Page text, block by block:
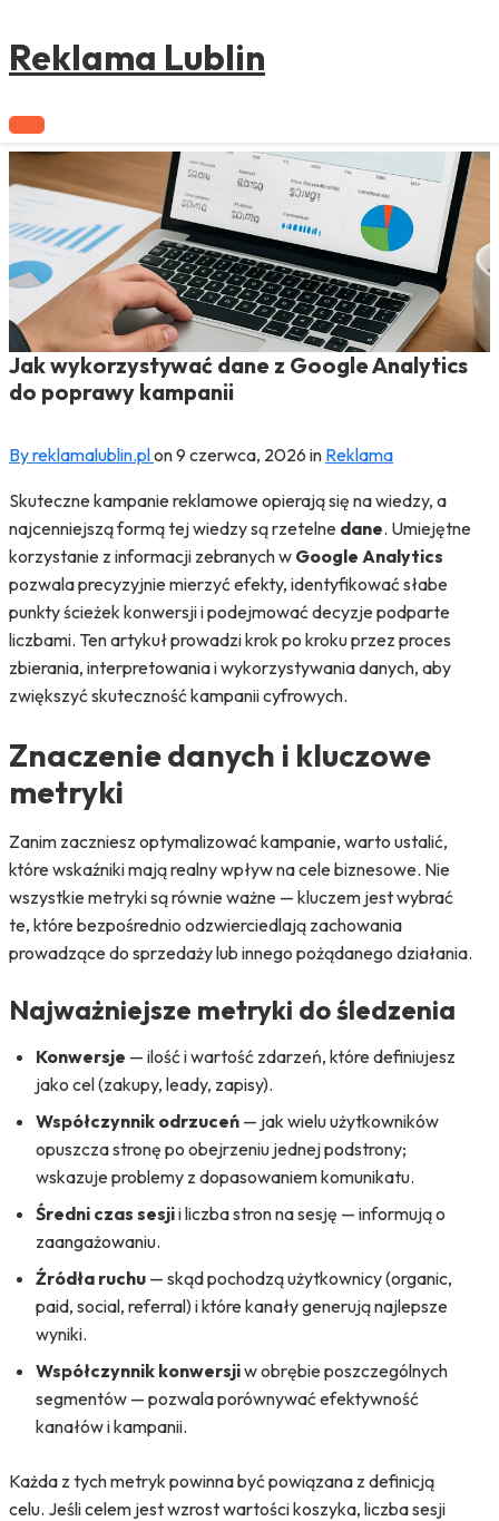
Reklama Lublin
Jak wykorzystywać dane z Google Analytics
do poprawy kampanii
By reklamalublin.plon9 czerwca, 2026 in Reklama
Skuteczne kampanie reklamowe opierają się na wiedzy, a
najcenniejszą formą tej wiedzy są rzetelne dane. Umiejętne
korzystanie z informacji zebranych w Google Analytics
pozwala precyzyjnie mierzyć efekty, identyfikować słabe
punkty ścieżek konwersji i podejmować decyzje podparte
liczbami. Ten artykuł prowadzi krok po kroku przez proces
zbierania, interpretowania i wykorzystywania danych, aby
zwiększyć skuteczność kampanii cyfrowych.
Znaczenie danych i kluczowe
metryki
Zanim zaczniesz optymalizować kampanie, warto ustalić,
które wskaźniki mają realny wpływ na cele biznesowe. Nie
wszystkie metryki są równie ważne — kluczem jest wybrać
te, które bezpośrednio odzwierciedlają zachowania
prowadzące do sprzedaży lub innego pożądanego działania.
Najważniejsze metryki do śledzenia
Konwersje — ilość i wartość zdarzeń, które definiujesz
jako cel (zakupy, leady, zapisy).
Współczynnik odrzuceń — jak wielu użytkowników
opuszcza stronę po obejrzeniu jednej podstrony;
wskazuje problemy z dopasowaniem komunikatu.
Średni czas sesjii liczba stron na sesję — informują o
zaangażowaniu.
Źródła ruchu — skąd pochodzą użytkownicy (organic,
paid, social, referral) i które kanały generują najlepsze
wyniki.
Współczynnik konwersjiw obrębie poszczególnych
segmentów — pozwala porównywać efektywność
kanałów i kampanii.
Każda z tych metryk powinna być powiązana z definicją
celu. Jeśli celem jest wzrost wartości koszyka, liczba sesji